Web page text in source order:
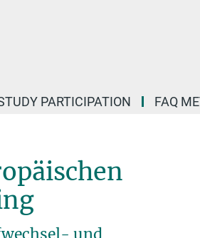
PARTICIPATION FAQ
und